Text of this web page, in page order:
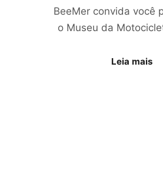
BeeMer convida você
o Museu da
Leia mais